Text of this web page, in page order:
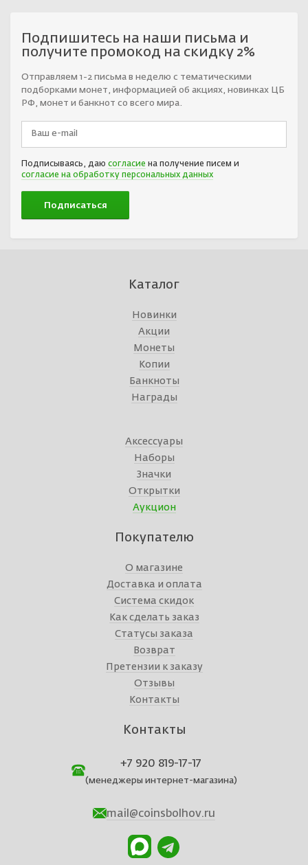
Подпишитесь на наши письма и
получите промокод на скидку 2%
Отправляем 1-2 письма в неделю с тематическими
подборками монет, информацией об акциях, новинках ЦБ
РФ, монет и банкнот со всего мира.
Подписываясь, даю согласие на получение писем и
согласие на обработку персональных данных
Каталог
Новинки
Акции
Монеты
Копии
Банкноты
Награды
Аксессуары
Наборы
Значки
Открытки
Аукцион
Покупателю
О магазине
Доставка и оплата
Система скидок
Как сделать заказ
Статусы заказа
Возврат
Претензии к заказу
Отзывы
Контакты
Контакты
+7 920 819-17-17
(менеджеры интернет-магазина)
mail@coinsbolhov.ru